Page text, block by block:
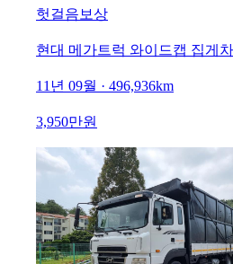
헛걸음보상
현대 메가트럭 와이드캡 집게
11년 09월 · 496,936km
3,950만원